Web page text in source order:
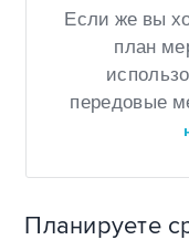
Если же вы
план
передовые
Планируете